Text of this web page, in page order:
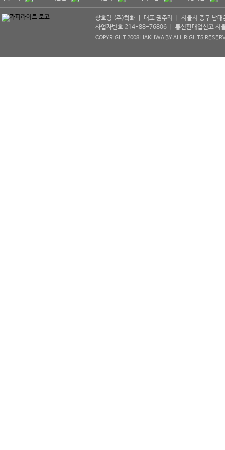
상호명 (주)학화 ㅣ 대표 권주리 ㅣ 서울시 중구
사업자번호 214-88-76806 ㅣ 통신판매업신고
COPYRIGHT 2008 HAKHWA BY ALL RIGHTS